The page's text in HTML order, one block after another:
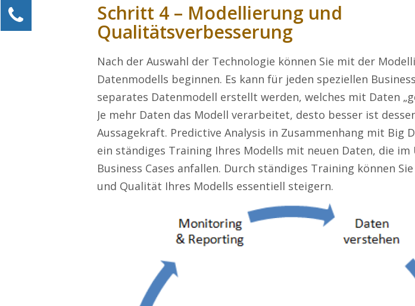
Schritt 4 – Modellierung und
Qualitätsverbesserung
Nach der Auswahl der Technologie können Sie mit der
Datenmodells beginnen. Es kann für jeden speziellen
separates Datenmodell erstellt werden, welches mit Daten
Je mehr Daten das Modell verarbeitet, desto besser ist
Aussagekraft. Predictive Analysis in Zusammenhang mit Big
ein ständiges Training Ihres Modells mit neuen Daten, die im
Business Cases anfallen. Durch ständiges Training können
und Qualität Ihres Modells essentiell steigern.
Kontaktieren Sie uns!
Alexander Kössner-Maier
Kundenservice
0211 946 285 72-15
Alexander.Koessner-Maier@erlebe-software.de
Ihre Anfrage